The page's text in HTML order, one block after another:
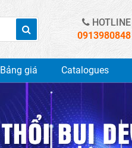
HOTLINE
0913980848
Bảng giá Catalogues